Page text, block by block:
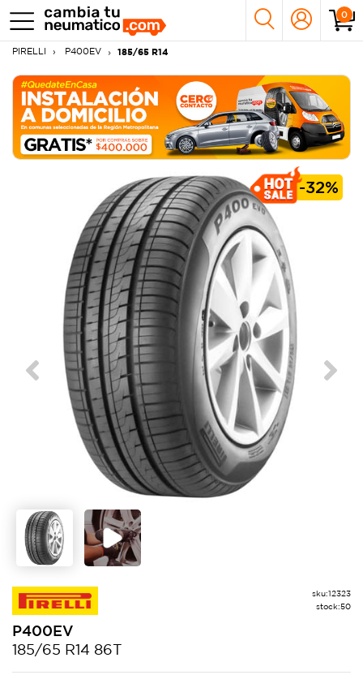
0
PIRELLI P400EV 185/65 R14
-32%
Previous Next
sku:12323
stock:50
P400EV
185/65 R14 86T